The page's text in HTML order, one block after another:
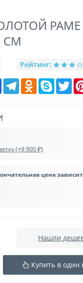
РАМЕ
СМ
Рейтинг:
FacebookTelegramOdnoklassniki
Skype
(+9 900 ₽)
цена
Нашли
Купить в один